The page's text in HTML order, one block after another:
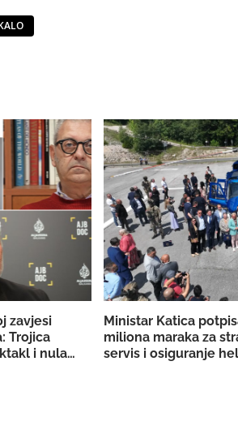
zavjesi
Trojica
i nula
Ministar Katica
miliona maraka za
servis i osiguranje